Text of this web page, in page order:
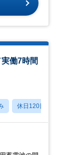
働7時間
休日120日以上